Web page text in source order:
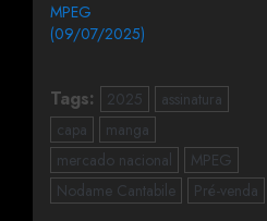
MPEG
(09/07/2025)
Tags: 2025
assinatura
capa
manga
mercado nacional
MPEG
Nodame Cantabile
Pré-venda